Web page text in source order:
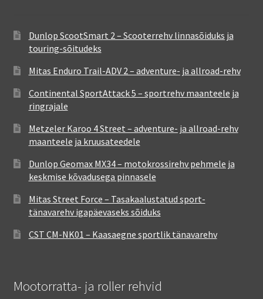
Dunlop ScootSmart 2 – Scooterrehv linnasõiduks ja
touring-sõitudeks
Mitas Enduro Trail-ADV 2 – adventure- ja allroad-rehv
Continental SportAttack 5 – sportrehv maanteele ja
ringrajale
Metzeler Karoo 4 Street – adventure- ja allroad-rehv
maanteele ja kruusateedele
Dunlop Geomax MX34 – motokrossirehv pehmele ja
keskmise kõvadusega pinnasele
Mitas Street Force – Tasakaalustatud sport-
tänavarehv igapäevaseks sõiduks
CST CM-NK01 – Kaasaegne sportlik tänavarehv
Mootorratta- ja roller rehvid